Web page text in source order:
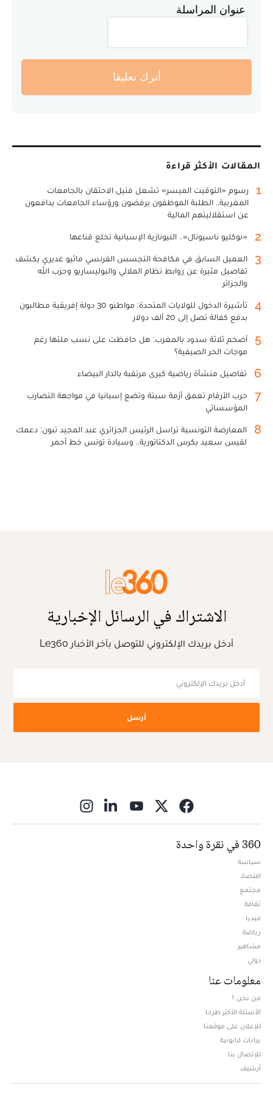
عنوان المراسلة
أترك تعليقا
المقالات الأكثر قراءة
1
رسوم «التوقيت الميسر» تشعل فتيل الاحتقان بالجامعات
المغربية.. الطلبة الموظفون يرفضون ورؤساء الجامعات يدافعون
عن استقلاليتهم المالية
2 «نوكليو ناسيونال».. النيونازية الإسبانية تخلع قناعها
3
العميل السابق في مكافحة التجسس الفرنسي ماثيو غديري يكشف
تفاصيل مثيرة عن روابط نظام الملالي والبوليساريو وحزب الله
والجزائر
4
تأشيرة الدخول للولايات المتحدة: مواطنو 30 دولة إفريقية مطالبون
بدفع كفالة تصل إلى 20 ألف دولار
5
أضخم ثلاثة سدود بالمغرب: هل حافظت على نسب ملئها رغم
موجات الحر الصيفية؟
6 تفاصيل منشأة رياضية كبرى مرتقبة بالدار البيضاء
7
حرب الأرقام تعمق أزمة سبتة وتضع إسبانيا في مواجهة التضارب
المؤسساتي
8
المعارضة التونسية تراسل الرئيس الجزائري عبد المجيد تبون: دعمك
لقيس سعيد يكرس الدكتاتورية.. وسيادة تونس خط أحمر
الاشتراك في الرسائل الإخبارية
أدخل بريدك الإلكتروني للتوصل بآخر الأخبار Le360
أرسل
360 في نقرة واحدة
سياسة
اقتصاد
مجتمع
ثقافة
ميديا
رياضة
مشاهير
دولي
معلومات عنا
من نحن ؟
الأسئلة الأكثر طرحا
للإعلان على موقعنا
بيانات قانونية
للإتصال بنا
أرشيف